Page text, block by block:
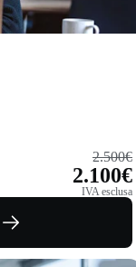
2.500€
2.100€
IVA esclusa